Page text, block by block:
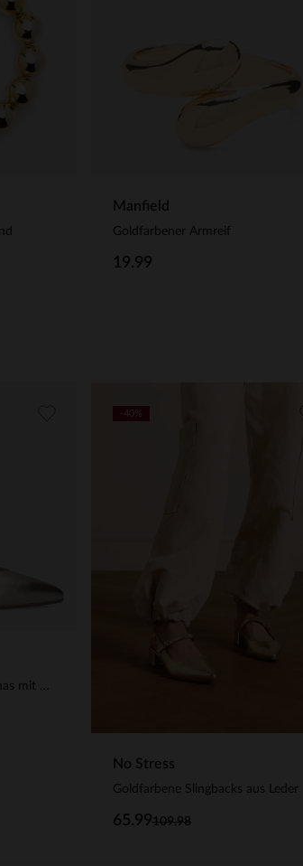
Manfield
Goldfarbener Armreif
19.99
Silberfarbene Leder-Ballerinas mit Knöchelriemchen
No Stress
Goldfarbene Slingbacks aus Leder
109.98
65.99
-40%